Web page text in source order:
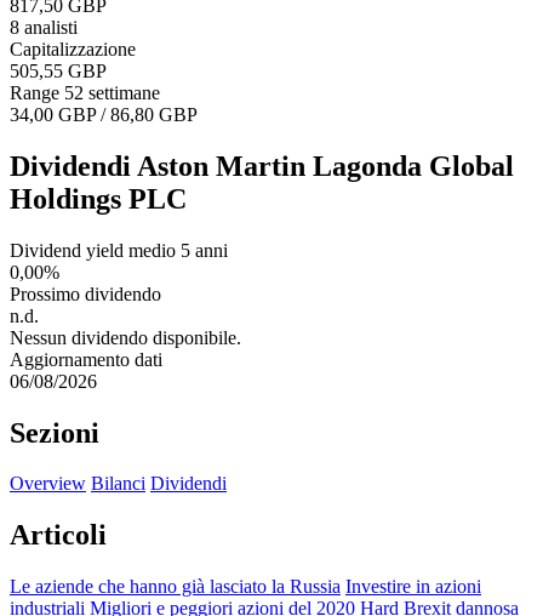
817,50 GBP
8 analisti
Capitalizzazione
505,55 GBP
Range 52 settimane
34,00 GBP / 86,80 GBP
Dividendi Aston Martin Lagonda Global
Holdings PLC
Dividend yield medio 5 anni
0,00%
Prossimo dividendo
n.d.
Nessun dividendo disponibile.
Aggiornamento dati
06/08/2026
Sezioni
Overview Bilanci Dividendi
Articoli
Le aziende che hanno già lasciato la Russia Investire in azioni
industriali Migliori e peggiori azioni del 2020 Hard Brexit dannosa